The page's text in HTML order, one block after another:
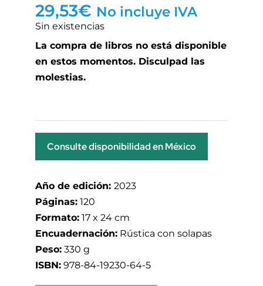
29,53€ No incluye IVA
Sin existencias
La compra de libros no está disponible
en estos momentos. Disculpad las
molestias.
Consulte disponibilidad en México
Año de edición: 2023
Páginas: 120
Formato: 17 x 24 cm
Encuadernación: Rústica con solapas
Peso: 330 g
ISBN: 978-84-19230-64-5